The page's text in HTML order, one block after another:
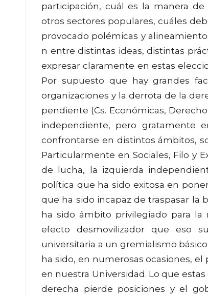
participación, cuál es la manera
otros sectores populares, cuáles
provocado polémicas y
n entre distintas ideas, distintas
expresar claramente en estas
Por supuesto que hay grandes
organizaciones y la derrota de la
pendiente (Cs. Económicas,
independiente, pero gratamente
confrontarse en distintos ámbitos,
Particularmente en Sociales, Filo y
de lucha, la izquierda
política que ha sido exitosa en
que ha sido incapaz de traspasar la
ha sido ámbito privilegiado para
efecto desmovilizador que eso
universitaria a un gremialismo
ha sido, en numerosas ocasiones,
en nuestra Universidad. Lo que
derecha pierde posiciones y el